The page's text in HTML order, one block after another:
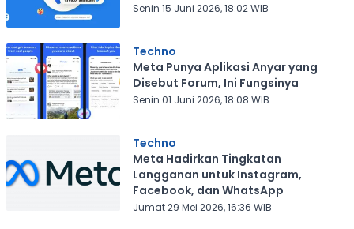
Senin 15 Juni 2026, 18:02 WIB
Techno
Meta Punya Aplikasi Anyar yang
Disebut Forum, Ini Fungsinya
Senin 01 Juni 2026, 18:08 WIB
Techno
Meta Hadirkan Tingkatan
Langganan untuk Instagram,
Facebook, dan WhatsApp
Jumat 29 Mei 2026, 16:36 WIB